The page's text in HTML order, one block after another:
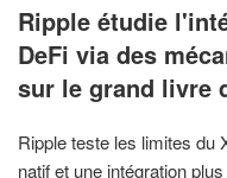
LE
Ripple étudie
DeFi via des
sur le grand livre
Ripple teste les limites du
natif et une intégration